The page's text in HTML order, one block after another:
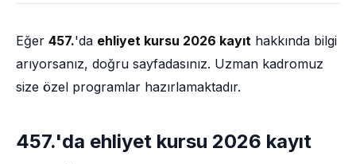
Eğer 457.'da ehliyet kursu 2026 kayıt hakkında bilgi
arıyorsanız, doğru sayfadasınız. Uzman kadromuz
size özel programlar hazırlamaktadır.
457.'da ehliyet kursu 2026 kayıt